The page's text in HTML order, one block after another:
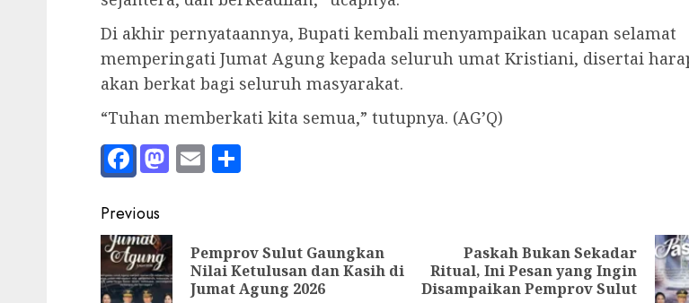
Di akhir pernyataannya, Bupati kembali menyampaikan ucapan selamat
memperingati Jumat Agung kepada seluruh umat Kristiani, disertai
akan berkat bagi seluruh masyarakat.
“Tuhan memberkati kita semua,” tutupnya. (AG’Q)
Facebook
Mastodon
Email
Post
navigation
Previous
Previous
post:
Pemprov Sulut Gaungkan
Nilai Ketulusan dan Kasih di
Jumat Agung 2026
Next
post:
Paskah Bukan Sekadar
Ritual, Ini Pesan yang Ingin
Disampaikan Pemprov Sulut